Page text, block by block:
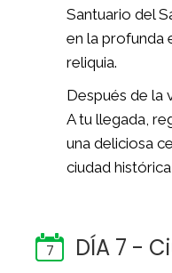
Santuario del
en la profunda
reliquia.
Después de la
A tu llegada,
una deliciosa
ciudad
7 DÍA 7 -